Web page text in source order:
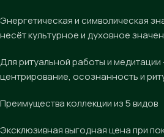
Энергетическая и символическая
несёт культурное и духовное
Для ритуальной работы и
центрирование, осознанность и
Преимущества коллекции из 5 видов
Эксклюзивная выгодная цена при